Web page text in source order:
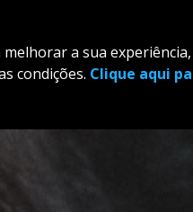
a sua
condições. Clique aqui